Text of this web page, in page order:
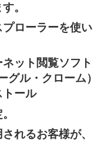
。
ローラーを使い
ット閲覧ソフト
ル・クローム）
トール
れるお客様が、